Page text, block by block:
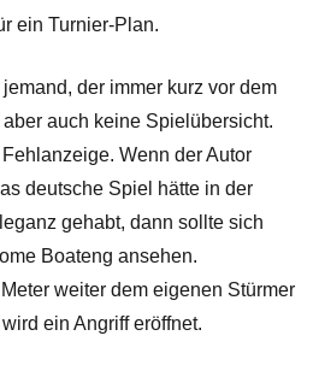
ein Turnier-Plan.
der immer kurz vor dem
auch keine Spielübersicht.
Wenn der Autor
deutsche Spiel hätte in der
gehabt, dann sollte sich
Boateng ansehen.
weiter dem eigenen Stürmer
ein Angriff eröffnet.